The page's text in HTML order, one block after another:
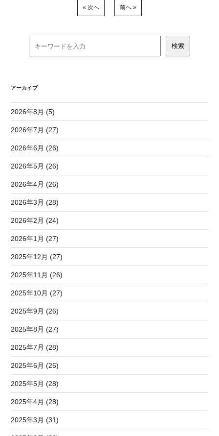
« 次へ 前へ »
アーカイブ
2026年8月 (5)
2026年7月 (27)
2026年6月 (26)
2026年5月 (26)
2026年4月 (26)
2026年3月 (28)
2026年2月 (24)
2026年1月 (27)
2025年12月 (27)
2025年11月 (26)
2025年10月 (27)
2025年9月 (26)
2025年8月 (27)
2025年7月 (28)
2025年6月 (26)
2025年5月 (28)
2025年4月 (28)
2025年3月 (31)